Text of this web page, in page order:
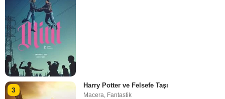
3
Harry Potter ve Felsefe Taşı
Macera Fantastik